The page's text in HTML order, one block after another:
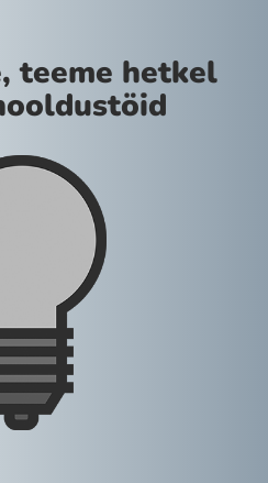
teeme hetkel